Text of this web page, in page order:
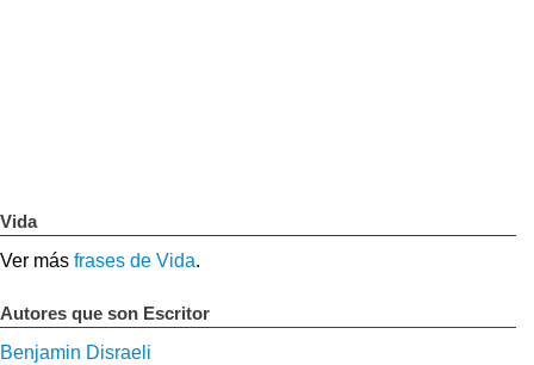
Vida
Ver más frases de Vida.
Autores que son Escritor
Benjamin Disraeli